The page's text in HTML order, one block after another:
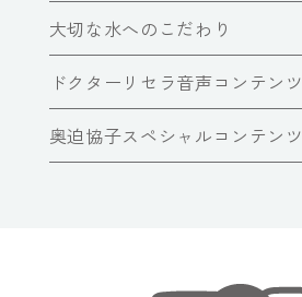
大切な水へのこだわり
ドクターリセラ音声コンテンツ
奥迫協子スペシャルコンテンツ